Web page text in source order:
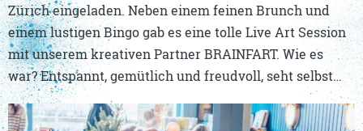
Zürich eingeladen. Neben einem feinen Brunch und
einem lustigen Bingo gab es eine tolle Live Art Session
mit unserem kreativen Partner BRAINFART. Wie es
war? Entspannt, gemütlich und freudvoll, seht selbst…